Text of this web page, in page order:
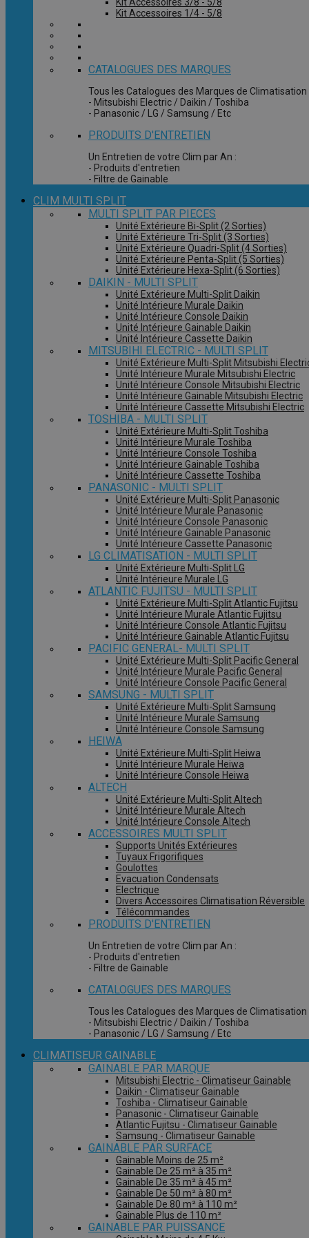
Kit Accessoires 1/4 - 5/8
CATALOGUES DES MARQUES
Tous les Catalogues des Marques de Climatisation
- Mitsubishi Electric / Daikin / Toshiba
- Panasonic / LG / Samsung / Etc
PRODUITS D'ENTRETIEN
Un Entretien de votre Clim par An :
- Produits d'entretien
- Filtre de Gainable
CLIM MULTI SPLIT
MULTI SPLIT PAR PIECES
Unité Extérieure Bi-Split (2 Sorties)
Unité Extérieure Tri-Split (3 Sorties)
Unité Extérieure Quadri-Split (4 Sorties)
Unité Extérieure Penta-Split (5 Sorties)
Unité Extérieure Hexa-Split (6 Sorties)
DAIKIN - MULTI SPLIT
Unité Extérieure Multi-Split Daikin
Unité Intérieure Murale Daikin
Unité Intérieure Console Daikin
Unité Intérieure Gainable Daikin
Unité Intérieure Cassette Daikin
MITSUBIHI ELECTRIC - MULTI SPLIT
Unité Extérieure Multi-Split Mitsubishi
Unité Intérieure Murale Mitsubishi Electric
Unité Intérieure Console Mitsubishi Electric
Unité Intérieure Gainable Mitsubishi Electric
Unité Intérieure Cassette Mitsubishi Electric
TOSHIBA - MULTI SPLIT
Unité Extérieure Multi-Split Toshiba
Unité Intérieure Murale Toshiba
Unité Intérieure Console Toshiba
Unité Intérieure Gainable Toshiba
Unité Intérieure Cassette Toshiba
PANASONIC - MULTI SPLIT
Unité Extérieure Multi-Split Panasonic
Unité Intérieure Murale Panasonic
Unité Intérieure Console Panasonic
Unité Intérieure Gainable Panasonic
Unité Intérieure Cassette Panasonic
LG CLIMATISATION - MULTI SPLIT
Unité Extérieure Multi-Split LG
Unité Intérieure Murale LG
ATLANTIC FUJITSU - MULTI SPLIT
Unité Extérieure Multi-Split Atlantic Fujitsu
Unité Intérieure Murale Atlantic Fujitsu
Unité Intérieure Console Atlantic Fujitsu
Unité Intérieure Gainable Atlantic Fujitsu
PACIFIC GENERAL- MULTI SPLIT
Unité Extérieure Multi-Split Pacific General
Unité Intérieure Murale Pacific General
Unité Intérieure Console Pacific General
SAMSUNG - MULTI SPLIT
Unité Extérieure Multi-Split Samsung
Unité Intérieure Murale Samsung
Unité Intérieure Console Samsung
HEIWA
Unité Extérieure Multi-Split Heiwa
Unité Intérieure Murale Heiwa
Unité Intérieure Console Heiwa
ALTECH
Unité Extérieure Multi-Split Altech
Unité Intérieure Murale Altech
Unité Intérieure Console Altech
ACCESSOIRES MULTI SPLIT
Supports Unités Extérieures
Tuyaux Frigorifiques
Goulottes
Evacuation Condensats
Electrique
Divers Accessoires Climatisation Réversible
Télécommandes
PRODUITS D'ENTRETIEN
Un Entretien de votre Clim par An :
- Produits d'entretien
- Filtre de Gainable
CATALOGUES DES MARQUES
Tous les Catalogues des Marques de Climatisation
- Mitsubishi Electric / Daikin / Toshiba
- Panasonic / LG / Samsung / Etc
CLIMATISEUR GAINABLE
GAINABLE PAR MARQUE
Mitsubishi Electric - Climatiseur Gainable
Daikin - Climatiseur Gainable
Toshiba - Climatiseur Gainable
Panasonic - Climatiseur Gainable
Atlantic Fujitsu - Climatiseur Gainable
Samsung - Climatiseur Gainable
GAINABLE PAR SURFACE
Gainable Moins de 25 m²
Gainable De 25 m² à 35 m²
Gainable De 35 m² à 45 m²
Gainable De 50 m² à 80 m²
Gainable De 80 m² à 110 m²
Gainable Plus de 110 m²
GAINABLE PAR PUISSANCE